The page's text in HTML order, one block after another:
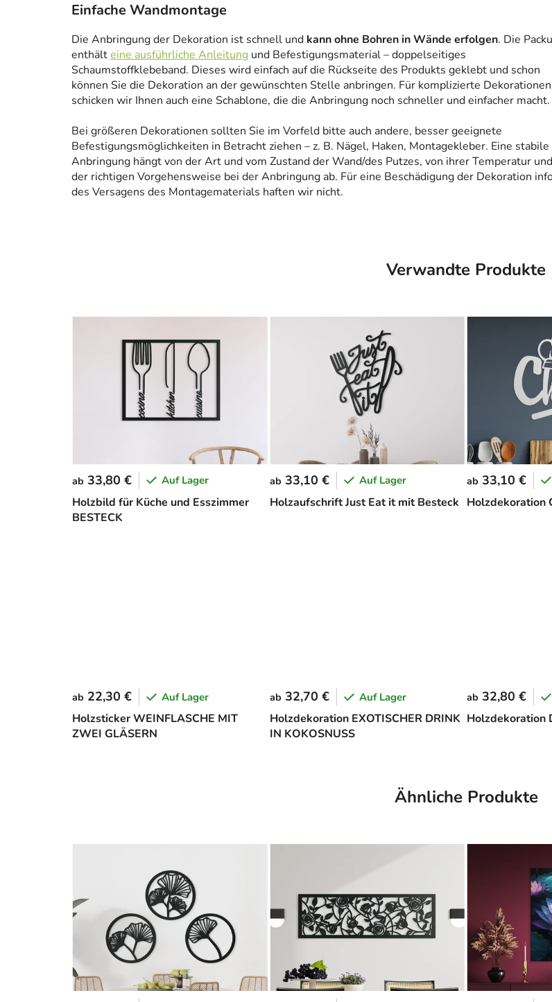
Einfache Wandmontage
Die Anbringung der Dekoration ist schnell und kann ohne Bohren in Wände erfolgen. Die
enthälteine ausführliche Anleitung und Befestigungsmaterial – doppelseitiges
Schaumstoffklebeband. Dieses wird einfach auf die Rückseite des Produkts geklebt und schon
können Sie die Dekoration an der gewünschten Stelle anbringen. Für komplizierte Dekorationen
schicken wir Ihnen auch eine Schablone, die die Anbringung noch schneller und einfacher macht.
Bei größeren Dekorationen sollten Sie im Vorfeld bitte auch andere, besser geeignete
Befestigungsmöglichkeiten in Betracht ziehen – z. B. Nägel, Haken, Montagekleber. Eine stabile
Anbringung hängt von der Art und vom Zustand der Wand/des Putzes, von ihrer Temperatur und
der richtigen Vorgehensweise bei der Anbringung ab. Für eine Beschädigung der Dekoration
des Versagens des Montagematerials haften wir nicht.
Verwandte Produkte
Holzbild für Küche und Esszimmer
BESTECK
ab 33,80 € Auf Lager
Holzaufschrift Just Eat it mit Besteck
ab 33,10 € Auf Lager
Holzdekoration
ab 33,10 €
Holzsticker WEINFLASCHE MIT
ZWEI GLÄSERN
ab 22,30 € Auf Lager
Holzdekoration EXOTISCHER DRINK
IN KOKOSNUSS
ab 32,70 € Auf Lager
Holzdekoration
ab 32,80 €
Ähnliche Produkte